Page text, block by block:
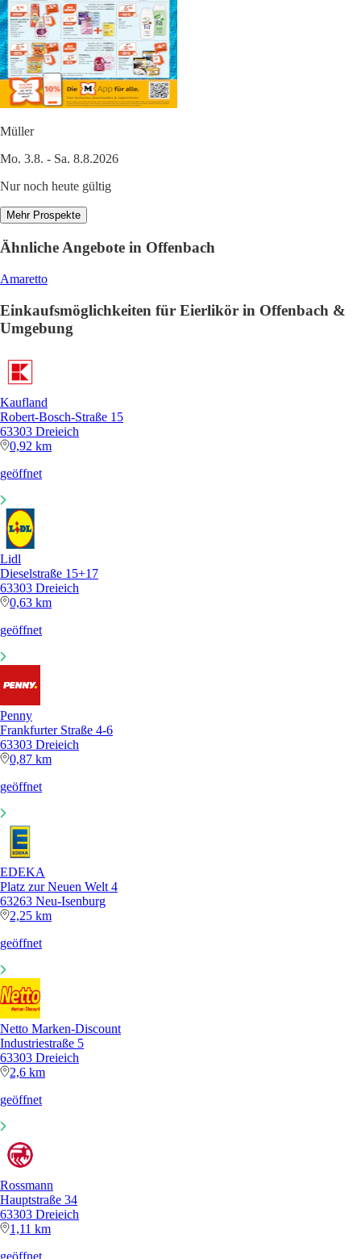
Müller
Mo. 3.8. - Sa. 8.8.2026
Nur noch heute gültig
Mehr Prospekte
Ähnliche Angebote in Offenbach
Amaretto
Einkaufsmöglichkeiten für Eierlikör in Offenbach &
Umgebung
Kaufland
Robert-Bosch-Straße 15
63303 Dreieich
0,92 km
geöffnet
Lidl
Dieselstraße 15+17
63303 Dreieich
0,63 km
geöffnet
Penny
Frankfurter Straße 4-6
63303 Dreieich
0,87 km
geöffnet
EDEKA
Platz zur Neuen Welt 4
63263 Neu-Isenburg
2,25 km
geöffnet
Netto Marken-Discount
Industriestraße 5
63303 Dreieich
2,6 km
geöffnet
Rossmann
Hauptstraße 34
63303 Dreieich
1,11 km